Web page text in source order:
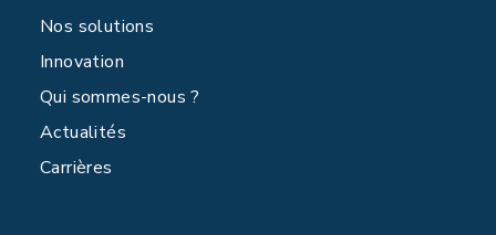
Nos solutions
Innovation
Qui sommes-nous ?
Actualités
Carrières